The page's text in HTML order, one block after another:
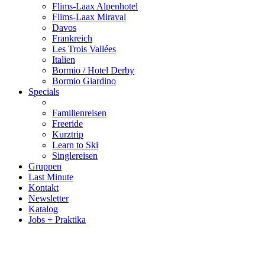
Flims-Laax Alpenhotel
Flims-Laax Miraval
Davos
Frankreich
Les Trois Vallées
Italien
Bormio / Hotel Derby
Bormio Giardino
Specials
Familienreisen
Freeride
Kurztrip
Learn to Ski
Singlereisen
Gruppen
Last Minute
Kontakt
Newsletter
Katalog
Jobs + Praktika